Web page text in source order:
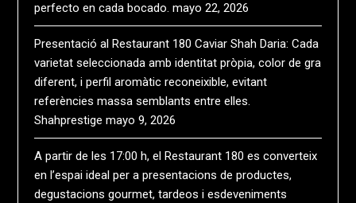
perfecto en cada bocado. mayo 22, 2026
Presentació al Restaurant 180 Caviar Shah Daria: Cada
varietat seleccionada amb identitat pròpia, color de gra
diferent, i perfil aromàtic reconeixible, evitant
referències massa semblants entre elles.
Shahprestige mayo 9, 2026
A partir de les 17:00 h, el Restaurant 180 es converteix
en l’espai ideal per a presentacions de productes,
degustacions gourmet, tardeos i esdeveniments